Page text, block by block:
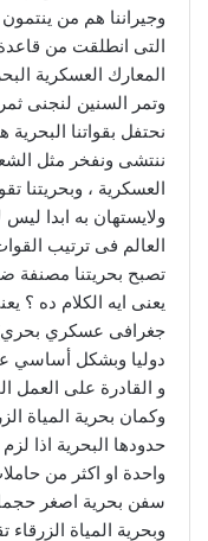
وجيراننا هم من
التى انطلقت من
المعارك العسكرية
وتمر السنين لنجنى
ننتشى ونفخر مثل
العسكرية ، وبحريتنا
ولايستهان به ابدا
العالم فى ترتيب
تصبح بحريتنا مصنفة
يعنى ايه الكلام ده ؟
جغرافى عسكري بحري)
دوليا وبشكل أساسي
و القادرة على العمل
وكمان بحرية المياة
حدودها البحرية اذا
واحدة او اكثر من
سفن بحرية اصغر حجما
وبحرية المياة